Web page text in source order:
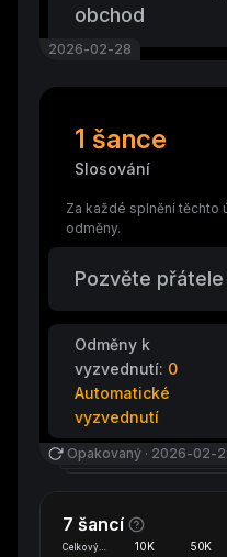
obchod
2026-02-28
1 šance
Slosování
Za každé splnění těchto
odměny.
Pozvěte přátele
Odměny k
vyzvednutí: 0
Automatické
vyzvednutí
Opakovaný · 2026-02-
7 šancí
Celkový objem Margin Tradingu(USD) 10K 50K